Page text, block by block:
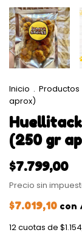
Inicio . Productos
aprox)
(250 gr
$7.799,00
Precio sin
$7.019,10 con
12cuotas de